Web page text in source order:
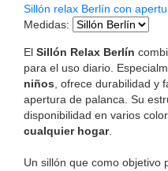
Sillón relax Berlín con
Medidas:
El Sillón Relax Berlín
para el uso diario.
niños , ofrece durabilidad y
apertura de palanca. Su
disponibilidad en varios
cualquier hogar.
Un sillón que como objetivo